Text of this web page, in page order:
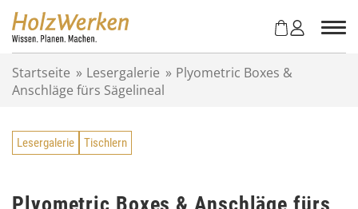
Startseite » Lesergalerie » Plyometric Boxes &
Anschläge fürs Sägelineal
Lesergalerie Tischlern
Plyometric Boxes & Anschläge fürs